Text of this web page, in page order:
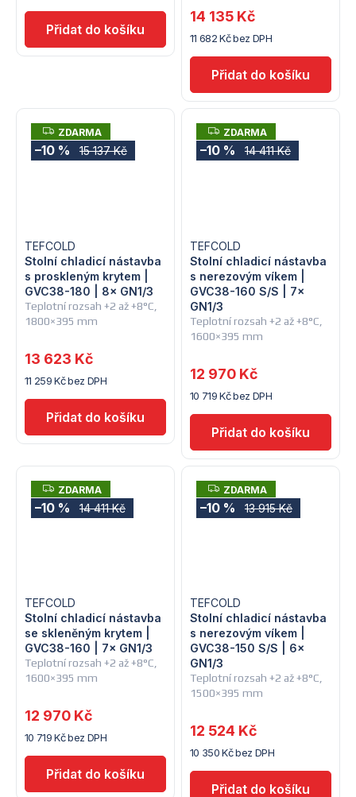
11 682 Kč bez DPH
14 135 Kč
Z
D
A
R
ZDARMA
15 137 Kč
–10 %
Teplotní rozsah +2 až +8°C,
1800×395 mm
Stolní chladicí nástavba
s proskleným krytem |
GVC38-180 | 8× GN1/3
TEFCOLD
11 259 Kč bez DPH
13 623 Kč
Z
D
A
R
ZDARMA
14 411 Kč
–10 %
Teplotní rozsah +2 až +8°C,
1600×395 mm
Stolní chladicí nástavba
s nerezovým víkem |
GVC38-160 S/S | 7×
GN1/3
TEFCOLD
10 719 Kč bez DPH
12 970 Kč
Z
D
A
R
ZDARMA
14 411 Kč
–10 %
Teplotní rozsah +2 až +8°C,
1600×395 mm
Stolní chladicí nástavba
se skleněným krytem |
GVC38-160 | 7× GN1/3
TEFCOLD
10 719 Kč bez DPH
12 970 Kč
Z
D
A
R
ZDARMA
13 915 Kč
–10 %
Teplotní rozsah +2 až +8°C,
1500×395 mm
Stolní chladicí nástavba
s nerezovým víkem |
GVC38-150 S/S | 6×
GN1/3
TEFCOLD
10 350 Kč bez DPH
12 524 Kč